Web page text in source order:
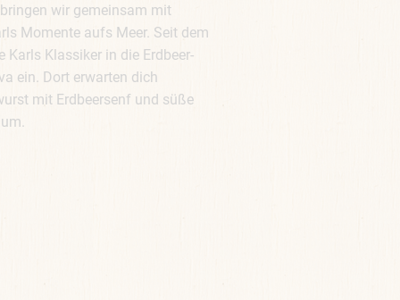
wir gemeinsam mit
Momente aufs Meer. Seit dem
Karls Klassiker in die Erdbeer-
ein. Dort erwarten dich
mit Erdbeersenf und süße